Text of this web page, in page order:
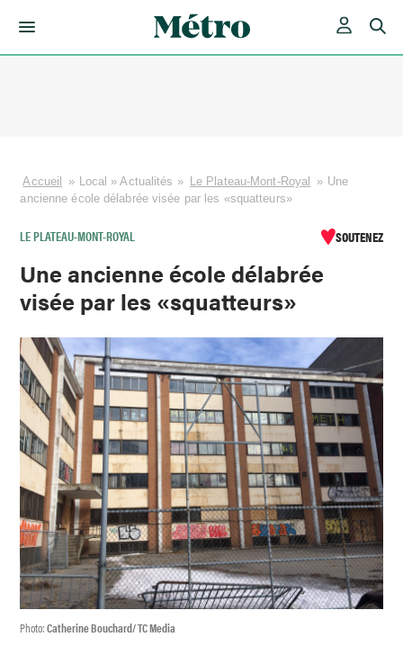
Accueil » Local »Actualités » Le Plateau-Mont-Royal » Une
ancienne école délabrée visée par les «squatteurs»
LE PLATEAU-MONT-ROYAL SOUTENEZ
Une ancienne école délabrée
visée par les «squatteurs»
Photo:Catherine Bouchard/ TC Media